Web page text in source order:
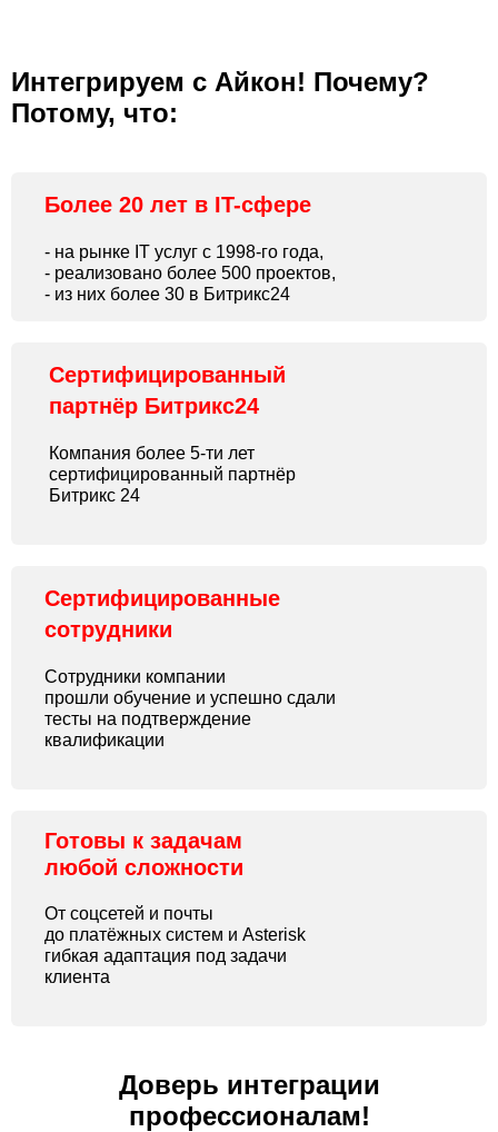
Интегрируем с Айкон! Почему?
Потому, что:
Более 20 лет в IT-сфере
- на рынке IT услуг с 1998-го года,
- реализовано более 500 проектов,
- из них более 30 в Битрикс24
Сертифицированный
партнёр Битрикс24
Компания более 5-ти лет
сертифицированный партнёр
Битрикс 24
Сертифицированные
сотрудники
Сотрудники компании
прошли обучение и успешно сдали
тесты на подтверждение
квалификации
Готовы к задачам
любой сложности
От соцсетей и почты
до платёжных систем и Asterisk
гибкая адаптация под задачи
клиента
Доверь интеграции
профессионалам!